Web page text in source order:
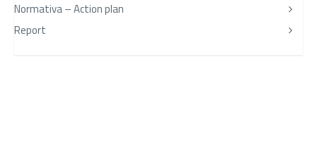
Normativa – Action plan
Report